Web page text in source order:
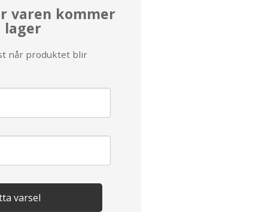
varen kommer
lager
når produktet blir
varsel